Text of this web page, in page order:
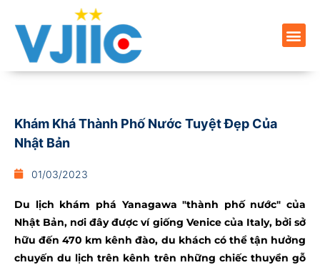
Khám Khá Thành Phố Nước Tuyệt Đẹp Của
Nhật Bản
01/03/2023
Du lịch khám phá Yanagawa "thành phố nước" của
Nhật Bản, nơi đây được ví giống Venice của Italy, bởi sở
hữu đến 470 km kênh đào, du khách có thể tận hưởng
chuyến du lịch trên kênh trên những chiếc thuyền gỗ